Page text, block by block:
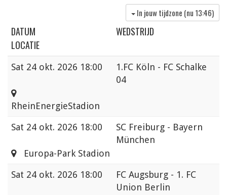
In jouw tijdzone (nu 13:46)
DATUM
WEDSTRIJD
LOCATIE
Sat 24 okt. 2026 18:00
1.FC Köln - FC Schalke
04
RheinEnergieStadion
Sat 24 okt. 2026 18:00
SC Freiburg - Bayern
München
Europa-Park Stadion
Sat 24 okt. 2026 18:00
FC Augsburg - 1. FC
Union Berlin